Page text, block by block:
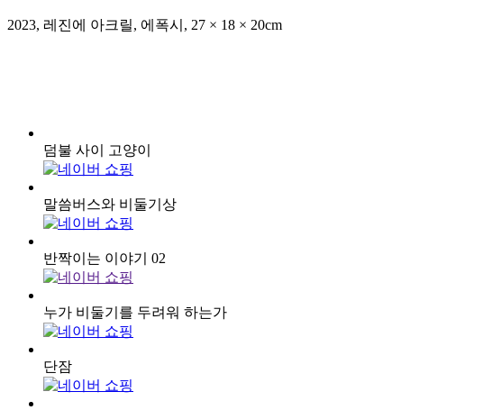
2023, 레진에 아크릴, 에폭시 , 27 × 18 × 20cm
덤불 사이 고양이
말씀버스와 비둘기상
반짝이는 이야기 02
누가 비둘기를 두려워 하는가
단잠